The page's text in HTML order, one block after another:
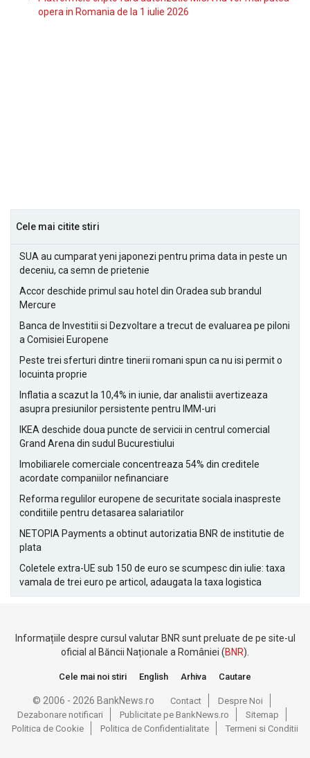
opera in Romania de la 1 iulie 2026
Cele mai citite stiri
SUA au cumparat yeni japonezi pentru prima data in peste un
deceniu, ca semn de prietenie
Accor deschide primul sau hotel din Oradea sub brandul
Mercure
Banca de Investitii si Dezvoltare a trecut de evaluarea pe piloni
a Comisiei Europene
Peste trei sferturi dintre tinerii romani spun ca nu isi permit o
locuinta proprie
Inflatia a scazut la 10,4% in iunie, dar analistii avertizeaza
asupra presiunilor persistente pentru IMM-uri
IKEA deschide doua puncte de servicii in centrul comercial
Grand Arena din sudul Bucurestiului
Imobiliarele comerciale concentreaza 54% din creditele
acordate companiilor nefinanciare
Reforma regulilor europene de securitate sociala inaspreste
conditiile pentru detasarea salariatilor
NETOPIA Payments a obtinut autorizatia BNR de institutie de
plata
Coletele extra-UE sub 150 de euro se scumpesc din iulie: taxa
vamala de trei euro pe articol, adaugata la taxa logistica
Informațiile despre cursul valutar BNR sunt preluate de pe site-ul
oficial al Băncii Naționale a României (BNR).
Cele mai noi stiri English Arhiva Cautare
© 2006 - 2026 BankNews.ro Contact
Despre Noi
Dezabonare notificari
Publicitate pe BankNews.ro
Sitemap
Politica de Cookie
Politica de Confidentialitate Termeni si Conditii